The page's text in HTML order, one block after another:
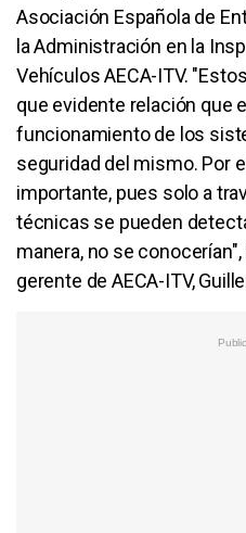
Asociación Española de
la Administración en la
Vehículos AECA-ITV.
que evidente relación que
funcionamiento de los
seguridad del mismo. Por
importante, pues solo a
técnicas se pueden
manera, no se
gerente de AECA-ITV,